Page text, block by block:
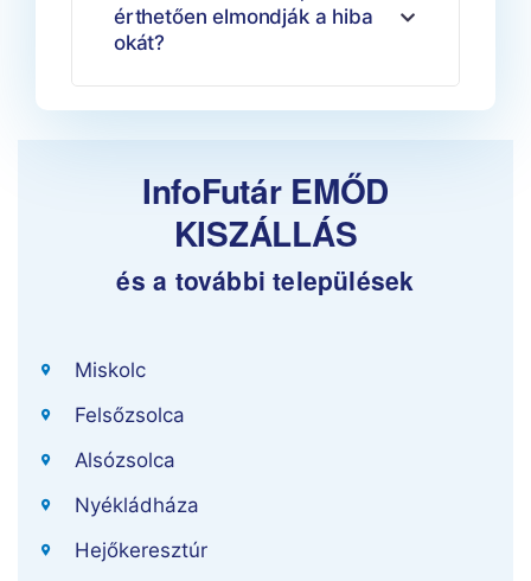
érthetően elmondják a hiba
okát?
InfoFutár EMŐD
KISZÁLLÁS
és a további települések
Miskolc
Felsőzsolca
Alsózsolca
Nyékládháza
Hejőkeresztúr